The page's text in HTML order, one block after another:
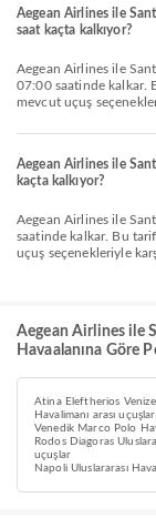
Aegean Airlines ile
saat kaçta kalkıyor?
Aegean Airlines ile Santorini Uluslararası Havalimanı varışlı en erken uçuş
07:00 saatinde kalkar.
mevcut uçuş
Aegean Airlines ile
kaçta kalkıyor?
Aegean Airlines ile Santorini Uluslararası Havalimanı varışlı en geç uçuş 23:40
saatinde kalkar. Bu
uçuş seçenekleriyle
Aegean Airlines ile
Havaalanına Göre
Atina Eleftherios
Havalimanı arası uçuşlar
Venedik Marco Polo
Rodos Diagoras
uçuşlar
Napoli Uluslararası